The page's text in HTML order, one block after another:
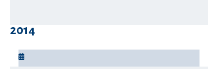
2014